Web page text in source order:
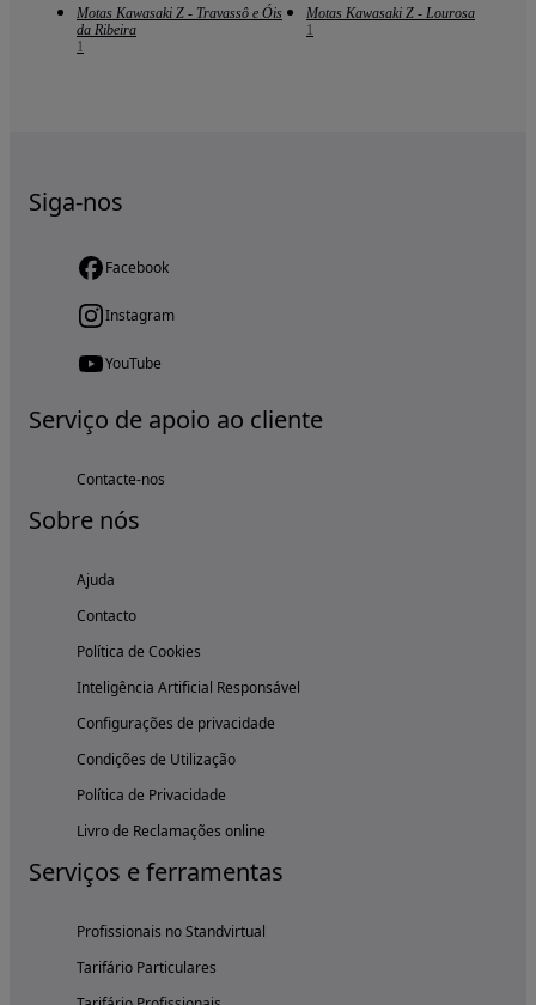
Motas Kawasaki Z - Travassô e Óis
da Ribeira
1
Motas Kawasaki Z - Lourosa
1
Siga-nos
Facebook
Instagram
YouTube
Serviço de apoio ao cliente
Contacte-nos
Sobre nós
Ajuda
Contacto
Política de Cookies
Inteligência Artificial Responsável
Configurações de privacidade
Condições de Utilização
Política de Privacidade
Livro de Reclamações online
Serviços e ferramentas
Profissionais no Standvirtual
Tarifário Particulares